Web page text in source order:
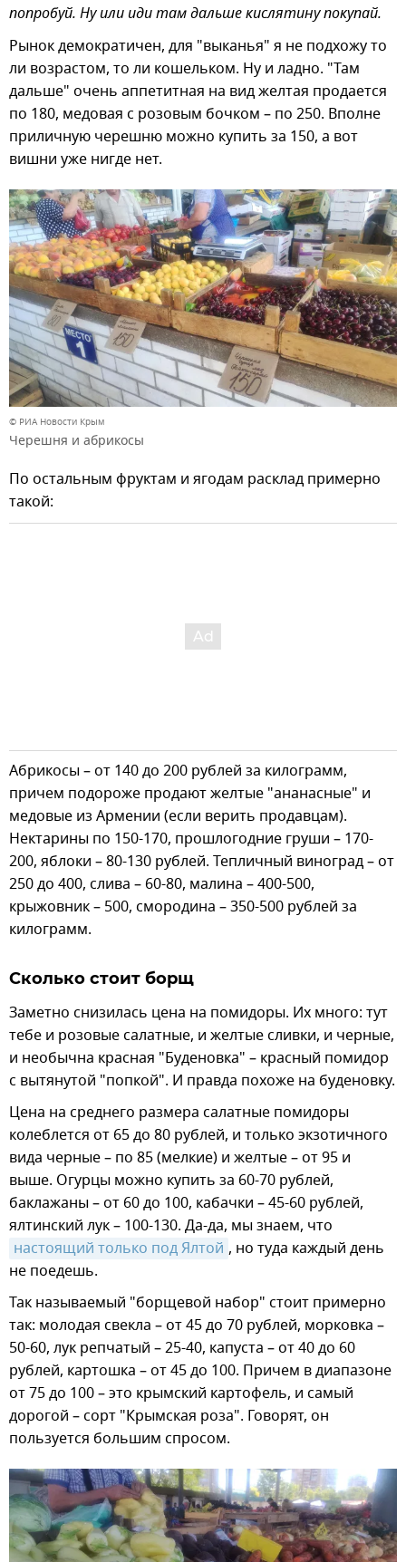
попробуй. Ну или иди там дальше кислятину покупай.
Рынок демократичен, для "выканья" я не подхожу то
ли возрастом, то ли кошельком. Ну и ладно. "Там
дальше" очень аппетитная на вид желтая продается
по 180, медовая с розовым бочком – по 250. Вполне
приличную черешню можно купить за 150, а вот
вишни уже нигде нет.
© РИА Новости Крым
Черешня и абрикосы
По остальным фруктам и ягодам расклад примерно
такой:
Абрикосы – от 140 до 200 рублей за килограмм,
причем подороже продают желтые "ананасные" и
медовые из Армении (если верить продавцам).
Нектарины по 150-170, прошлогодние груши – 170-
200, яблоки – 80-130 рублей. Тепличный виноград – от
250 до 400, слива – 60-80, малина – 400-500,
крыжовник – 500, смородина – 350-500 рублей за
килограмм.
Сколько стоит борщ
Заметно снизилась цена на помидоры. Их много: тут
тебе и розовые салатные, и желтые сливки, и черные,
и необычна красная "Буденовка" – красный помидор
с вытянутой "попкой". И правда похоже на буденовку.
Цена на среднего размера салатные помидоры
колеблется от 65 до 80 рублей, и только экзотичного
вида черные – по 85 (мелкие) и желтые – от 95 и
выше. Огурцы можно купить за 60-70 рублей,
баклажаны – от 60 до 100, кабачки – 45-60 рублей,
ялтинский лук – 100-130. Да-да, мы знаем, что
настоящий только под Ялтой , но туда каждый день
не поедешь.
Так называемый "борщевой набор" стоит примерно
так: молодая свекла – от 45 до 70 рублей, морковка –
50-60, лук репчатый – 25-40, капуста – от 40 до 60
рублей, картошка – от 45 до 100. Причем в диапазоне
от 75 до 100 – это крымский картофель, и самый
дорогой – сорт "Крымская роза". Говорят, он
пользуется большим спросом.